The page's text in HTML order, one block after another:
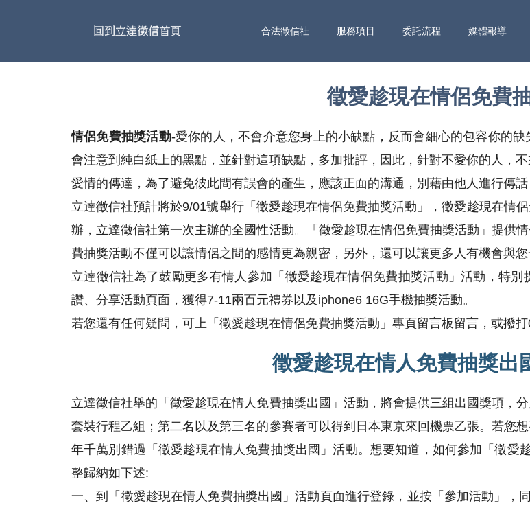
合法徵信社 服務項目 委託流程 媒體報導
徵愛趁現在情侶免費
情侶免費抽獎活動-愛你的人，不會介意您身上的小缺點，反而會細心的包容你的
會注意到純白紙上的黑點，並針對這項缺點，多加批評，因此，針對不愛你的人，不
愛情的傳達，為了避免彼此間有誤會的產生，應該正面的溝通，別藉由他人進行傳
立達徵信社預計將於9/01號舉行「徵愛趁現在情侶免費抽獎活動」，徵愛趁現在情
辦，立達徵信社第一次主辦的全國性活動。「徵愛趁現在情侶免費抽獎活動」提供
費抽獎活動不僅可以讓情侶之間的感情更為親密，另外，還可以讓更多人有機會與您
立達徵信社為了鼓勵更多有情人參加「徵愛趁現在情侶免費抽獎活動」活動，特
讚、分享活動頁面，獲得7-11兩百元禮券以及iphone6 16G手機抽獎活動。
若您還有任何疑問，可上「徵愛趁現在情侶免費抽獎活動」專頁留言板留言，或撥
徵愛趁現在情人免費抽獎出
立達徵信社舉的「徵愛趁現在情人免費抽獎出國」活動，將會提供三組出國獎項，
套裝行程乙組；第二名以及第三名的參賽者可以得到日本東京來回機票乙張。若您
年千萬別錯過「徵愛趁現在情人免費抽獎出國」活動。想要知道，如何參加「徵愛
整歸納如下述:
一、到「徵愛趁現在情人免費抽獎出國」活動頁面進行登錄，並按「參加活動」，